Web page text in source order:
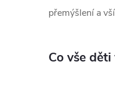
přemýšlení a
Co vše